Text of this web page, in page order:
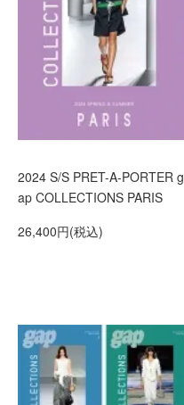
2024 S/S PRET-A-PORTER g
ap COLLECTIONS PARIS
26,400円(税込)